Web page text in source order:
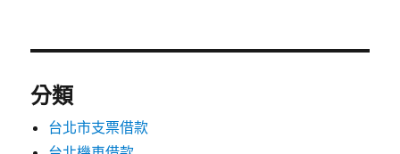
分類
台北市支票借款